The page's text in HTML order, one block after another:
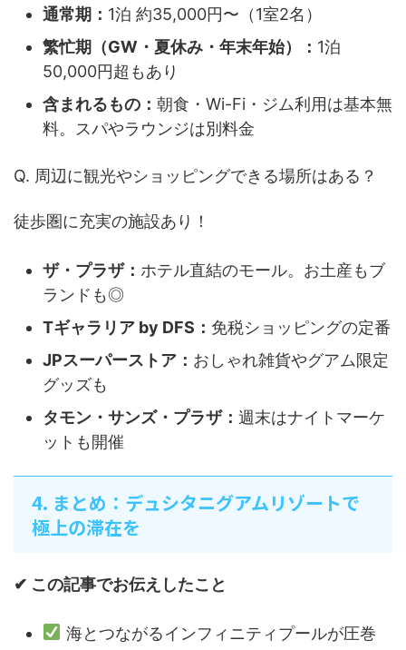
通常期： 1泊 約35,000円〜（1室2名）
繁忙期（GW・夏休み・年末年始）： 1泊
50,000円超もあり
含まれるもの： 朝食・Wi-Fi・ジム利用は基本無
料。スパやラウンジは別料金
Q. 周辺に観光やショッピングできる場所はある？
徒歩圏に充実の施設あり！
ザ・プラザ： ホテル直結のモール。お土産もブ
ランドも◎
Tギャラリア by DFS： 免税ショッピングの定番
JPスーパーストア： おしゃれ雑貨やグアム限定
グッズも
タモン・サンズ・プラザ： 週末はナイトマーケ
ットも開催
4. まとめ：デュシタニグアムリゾートで
極上の滞在を
✔ この記事でお伝えしたこと
海とつながるインフィニティプールが圧巻